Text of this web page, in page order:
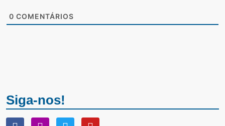
0 COMENTÁRIOS
Siga-nos!